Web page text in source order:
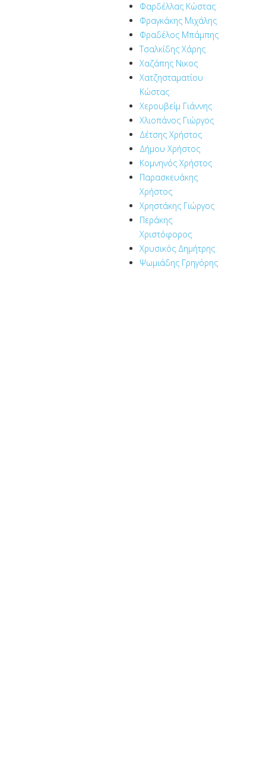
Φαρδέλλας Κώστας
Φραγκάκης Μιχάλης
Φραδέλος Μπάμπης
Τσαλκίδης Χάρης
Χαζάπης Νικος
Χατζησταματίου
Κώστας
Χερουβείμ Γιάννης
Χλιοπάνος Γιώργος
Δέτσης Χρήστος
Δήμου Χρήστος
Κομνηνός Χρήστος
Παρασκευάκης
Χρήστος
Χρηστάκης Γιώργος
Περάκης
Χριστόφορος
Χρυσικός Δημήτρης
Ψωμιάδης Γρηγόρης